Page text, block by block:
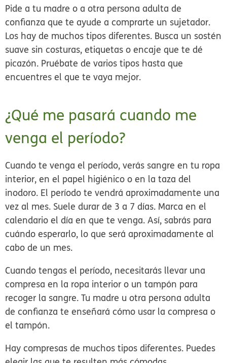
Pide a tu madre o a otra persona adulta de
confianza que te ayude a comprarte un sujetador.
Los hay de muchos tipos diferentes. Busca un sostén
suave sin costuras, etiquetas o encaje que te dé
picazón. Pruébate de varios tipos hasta que
encuentres el que te vaya mejor.
¿Qué me pasará cuando me
venga el período?
Cuando te venga el período, verás sangre en tu ropa
interior, en el papel higiénico o en la taza del
inodoro. El período te vendrá aproximadamente una
vez al mes. Suele durar de 3 a 7 días. Marca en el
calendario el día en que te venga. Así, sabrás para
cuándo esperarlo, lo que será aproximadamente al
cabo de un mes.
Cuando tengas el período, necesitarás llevar una
compresa en la ropa interior o un tampón para
recoger la sangre. Tu madre u otra persona adulta
de confianza te enseñará cómo usar la compresa o
el tampón.
Hay compresas de muchos tipos diferentes. Puedes